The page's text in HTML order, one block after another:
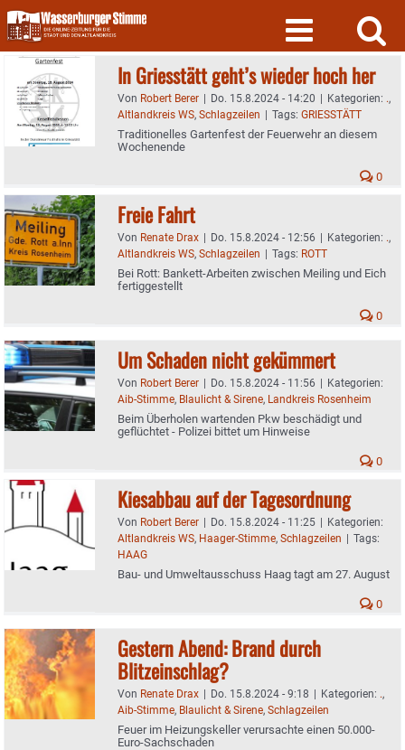
Skip
to
content
In Griesstätt geht’s wieder hoch her
Von Robert Berer | Do. 15.8.2024 - 14:20 | Kategorien: .,
Altlandkreis WS, Schlagzeilen | Tags: GRIESSTÄTT
Traditionelles Gartenfest der Feuerwehr an diesem
Wochenende
0
Freie Fahrt
Von Renate Drax | Do. 15.8.2024 - 12:56 | Kategorien: .,
Altlandkreis WS, Schlagzeilen | Tags: ROTT
Bei Rott: Bankett-Arbeiten zwischen Meiling und Eich
fertiggestellt
0
Um Schaden nicht gekümmert
Von Robert Berer | Do. 15.8.2024 - 11:56 | Kategorien:
Aib-Stimme, Blaulicht & Sirene, Landkreis Rosenheim
Beim Überholen wartenden Pkw beschädigt und
geflüchtet - Polizei bittet um Hinweise
0
Kiesabbau auf der Tagesordnung
Von Robert Berer | Do. 15.8.2024 - 11:25 | Kategorien:
Altlandkreis WS, Haager-Stimme, Schlagzeilen | Tags:
HAAG
Bau- und Umweltausschuss Haag tagt am 27. August
0
Gestern Abend: Brand durch
Blitzeinschlag?
Von Renate Drax | Do. 15.8.2024 - 9:18 | Kategorien: .,
Aib-Stimme, Blaulicht & Sirene, Schlagzeilen
Feuer im Heizungskeller verursachte einen 50.000-
Euro-Sachschaden